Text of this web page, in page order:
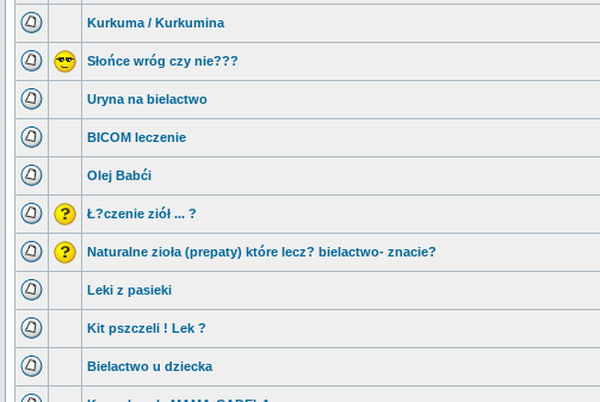
Kurkuma / Kurkumina
Słońce wróg czy nie???
Uryna na bielactwo
BICOM leczenie
Olej Babći
Ł?czenie ziół ... ?
Naturalne zioła (prepaty) które lecz? bielactwo- znacie?
Leki z pasieki
Kit pszczeli ! Lek ?
Bielactwo u dziecka